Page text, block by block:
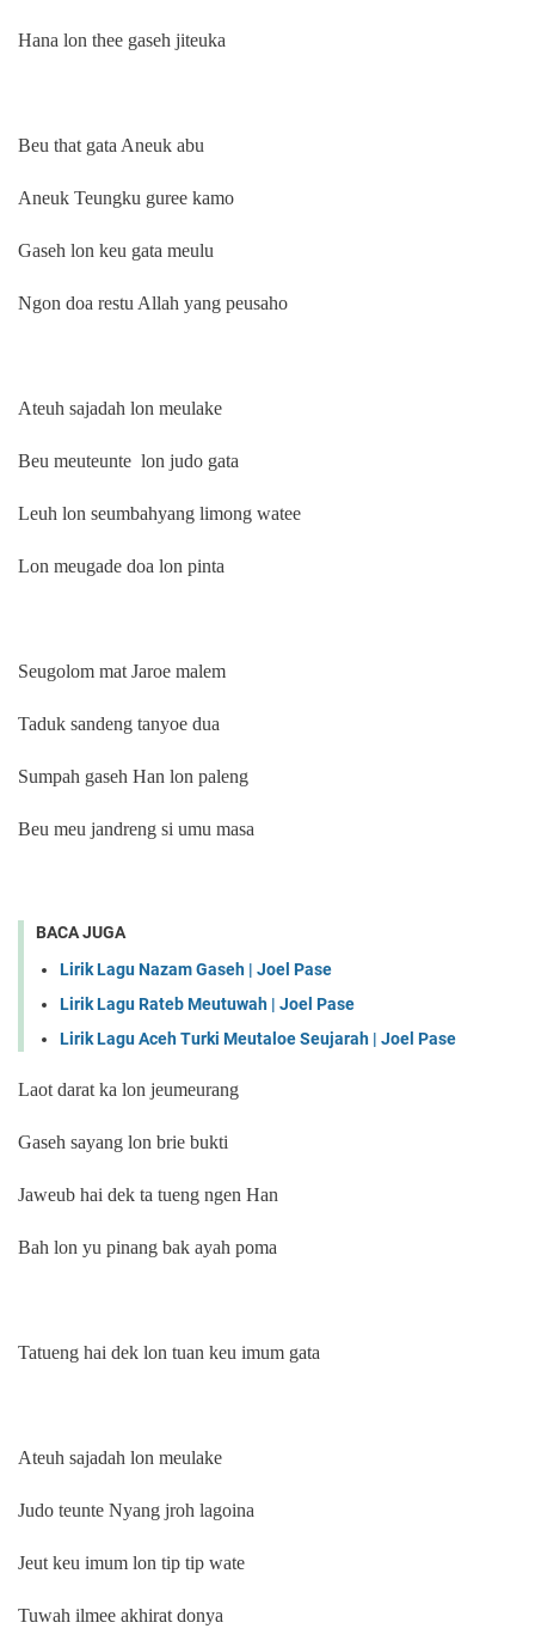
Hana lon thee gaseh jiteuka
Beu that gata Aneuk abu
Aneuk Teungku guree kamo
Gaseh lon keu gata meulu
Ngon doa restu Allah yang peusaho
Ateuh sajadah lon meulake
Beu meuteunte lon judo gata
Leuh lon seumbahyang limong watee
Lon meugade doa lon pinta
Seugolom mat Jaroe malem
Taduk sandeng tanyoe dua
Sumpah gaseh Han lon paleng
Beu meu jandreng si umu masa
BACA JUGA
Lirik Lagu Nazam Gaseh | Joel Pase
Lirik Lagu Rateb Meutuwah | Joel Pase
Lirik Lagu Aceh Turki Meutaloe Seujarah | Joel Pase
Laot darat ka lon jeumeurang
Gaseh sayang lon brie bukti
Jaweub hai dek ta tueng ngen Han
Bah lon yu pinang bak ayah poma
Tatueng hai dek lon tuan keu imum gata
Ateuh sajadah lon meulake
Judo teunte Nyang jroh lagoina
Jeut keu imum lon tip tip wate
Tuwah ilmee akhirat donya